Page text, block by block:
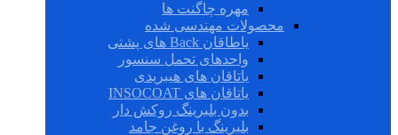
مهره چاگنت ها
محصولات مهندسی شده
یاطاقان Back های پشتی
واحدهای تحمل سنسور
یاتاقان های هیبریدی
یاتاقان های INSOCOAT
بدون بلبرینگ روکش دار
بلبرینگ با روغن جامد